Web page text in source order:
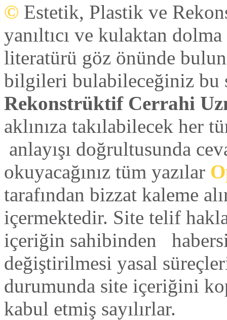
© Estetik, Plastik ve
yanıltıcı ve kulaktan
literatürü göz önünde
bilgileri bulabileceğiniz bu
Rekonstrüktif Cerrahi
aklınıza takılabilecek her
anlayışı doğrultusunda
okuyacağınız tüm yazılar
tarafından bizzat kaleme
içermektedir. Site telif
içeriğin sahibinden
değiştirilmesi yasal
durumunda site içeriğini
kabul etmiş sayılırlar.